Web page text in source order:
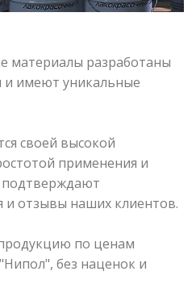
материалы разработаны
имеют уникальные
своей высокой
применения и
и отзывы наших клиентов.
по ценам
без наценок и